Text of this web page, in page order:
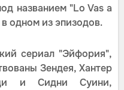
названием "Lo Vas a
одном из эпизодов.
сериал "Эйфория",
Зендея, Хантер
и Сидни Суини,